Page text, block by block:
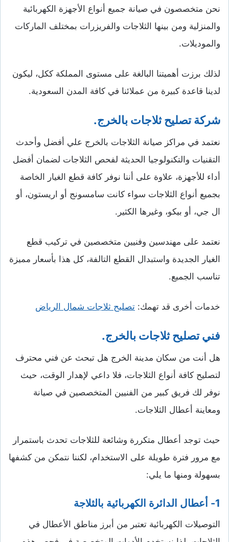
نحن متخصصون في صيانة جميع أنواع الأجهزة الكهربائية
والمنزلية ومن بينها الثلاجات والفريزرات بمختلف الماركات
والموديلات.
لذلك برزت أهميتنا البالغة على مستوى المملكة ككل، ليكون
لدينا قاعدة كبيرة من عملائنا في كافة المدن السعودية.
شركة تصليح ثلاجات بالخرج.
نعتمد في مراكز صيانة الثلاجات بالخرج علي أفضل وأحدث
التقنيات والتكنولوجيا الحديثة لفحص الثلاجات لضمان أفضل
أداء للأجهزة، علاوة على أننا نوفر كافة قطع الغيار الخاصة
بجميع أنواع الثلاجات سواء كانت سامسونج أو اريستون، أو
ال جي، أو بيكو، وغيرها الكثير.
نعتمد على مهندسين وفنيين متخصصين في تركيب قطع
الغيار الجديدة واستبدال القطع التالفة، كل هذا بأسعار مميزة
تناسب الجميع.
خدمات أخرى قد تهمك: تصليح ثلاجات شمال الرياض
فني تصليح ثلاجات بالخرج.
هل أنت من سكان مدينة الخرج هل تبحث عن فني محترف
لتصليح كافة أنواع الثلاجات، فلا داعي لإهدار الوقت، حيث
نوفر لك فريق كبير من الفنيين المتخصصين في صيانة
ومعاينة أعطال الثلاجات.
حيث توجد أعطال متكررة وشائعة للثلاجات تحدث باستمرار
مع مرور فترة طويلة على الاستخدام، لكننا نتمكن من كشفها
بسهولة ومنها ما يلي:
1- أعطال الدائرة الكهربائية بالثلاجة
التوصيلات الكهربائية تعتبر من أبرز مناطق الأعطال في